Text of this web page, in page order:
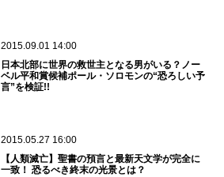
2015.09.01 14:00
日本北部に世界の救世主となる男がいる？ノー
ベル平和賞候補ポール・ソロモンの“恐ろしい予
言”を検証!!
2015.05.27 16:00
【人類滅亡】聖書の預言と最新天文学が完全に
一致！ 恐るべき終末の光景とは？